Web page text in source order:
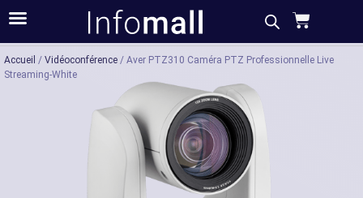
Acheter Description Caractéristiques
Accueil / Vidéoconférence / Aver PTZ310 Caméra PTZ Professionnelle Live
Streaming-White